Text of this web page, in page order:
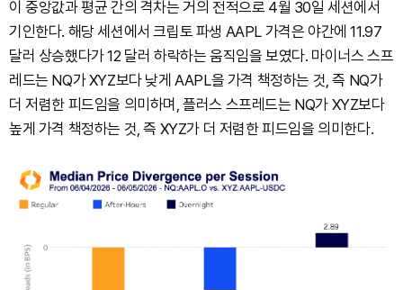
이 중앙값과 평균 간의 격차는 거의 전적으로 4월 30일 세션에서
기인한다. 해당 세션에서 크립토 파생 AAPL 가격은 야간에 11.97
달러 상승했다가 12 달러 하락하는 움직임을 보였다. 마이너스 스프
레드는 NQ가 XYZ보다 낮게 AAPL을 가격 책정하는 것, 즉 NQ가
더 저렴한 피드임을 의미하며, 플러스 스프레드는 NQ가 XYZ보다
높게 가격 책정하는 것, 즉 XYZ가 더 저렴한 피드임을 의미한다.